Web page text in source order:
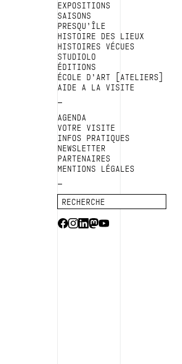
EXPOSITIONS
SAISONS
PRESQU’ÎLE
HISTOIRE DES LIEUX
HISTOIRES VÉCUES
STUDIOLO
ÉDITIONS
ÉCOLE D’ART [ATELIERS]
AIDE A LA VISITE
AGENDA
VOTRE VISITE
INFOS PRATIQUES
NEWSLETTER
PARTENAIRES
MENTIONS LÉGALES